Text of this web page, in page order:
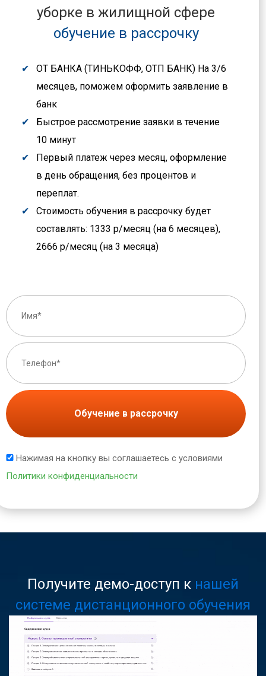
уборке в жилищной сфере
обучение в рассрочку
ОТ БАНКА (ТИНЬКОФФ, ОТП БАНК) На 3/6
месяцев, поможем оформить заявление в
банк
Быстрое рассмотрение заявки в течение
10 минут
Первый платеж через месяц, оформление
в день обращения, без процентов и
переплат.
Стоимость обучения в рассрочку будет
составлять: 1333 р/месяц (на 6 месяцев),
2666 р/месяц (на 3 месяца)
Обучение в рассрочку
Нажимая на кнопку вы соглашаетесь с условиями
Политики конфиденциальности
Получите демо-доступ к нашей
системе дистанционного обучения